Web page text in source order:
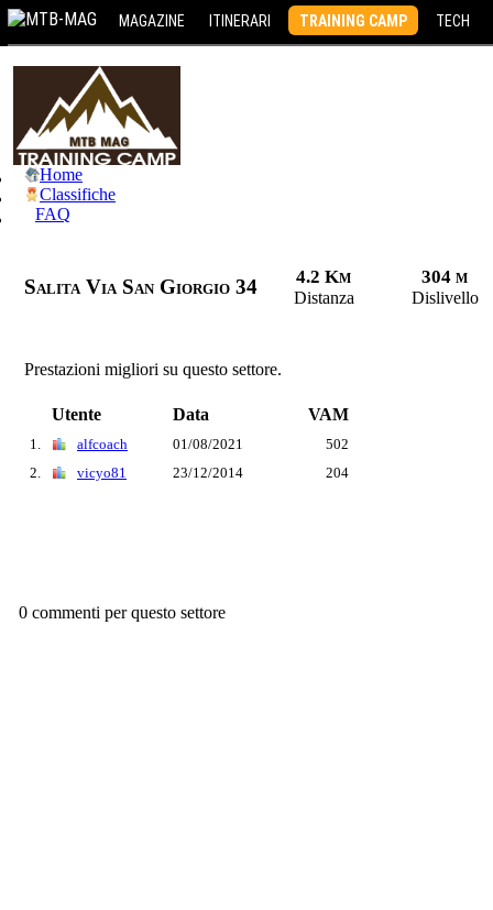
MAGAZINE ITINERARI TRAINING CAMP TECH
Home
Classifiche
FAQ
Salita Via San Giorgio 34 4.2 Km
Distanza
304 m
Dislivello
Prestazioni migliori su questo settore.
Utente Data VAM
1. alfcoach 01/08/2021
502
2.
vicyo81 23/12/2014 204
0 commenti per questo settore